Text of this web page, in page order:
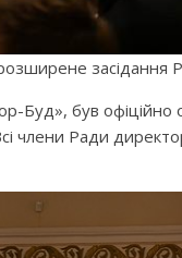
засідання
Буд», був офіційно
члени Ради